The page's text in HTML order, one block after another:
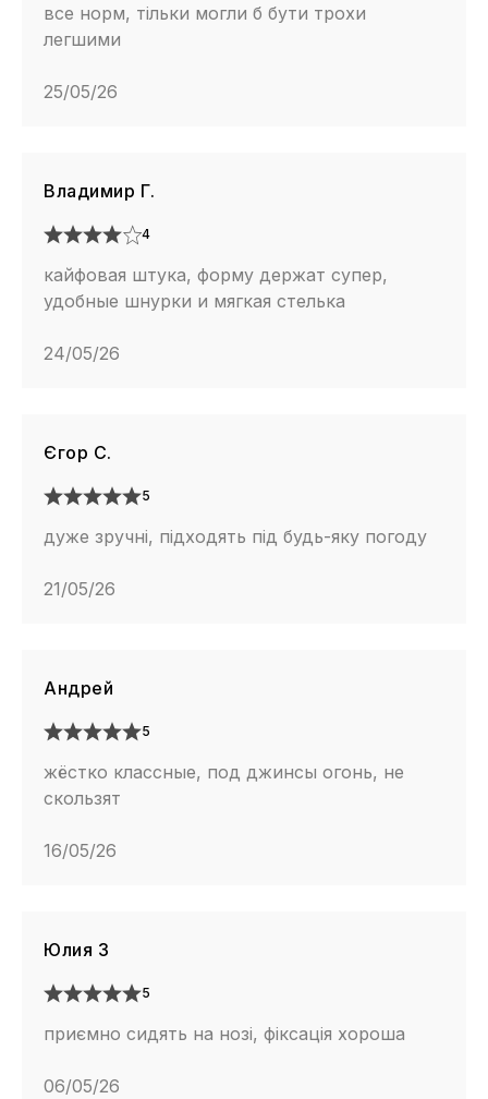
все норм, тільки могли б бути трохи
легшими
25/05/26
Владимир Г.
4
кайфовая штука, форму держат супер,
удобные шнурки и мягкая стелька
24/05/26
Єгор С.
5
дуже зручні, підходять під будь-яку погоду
21/05/26
Андрей
5
жёстко классные, под джинсы огонь, не
скользят
16/05/26
Юлия З
5
приємно сидять на нозі, фіксація хороша
06/05/26